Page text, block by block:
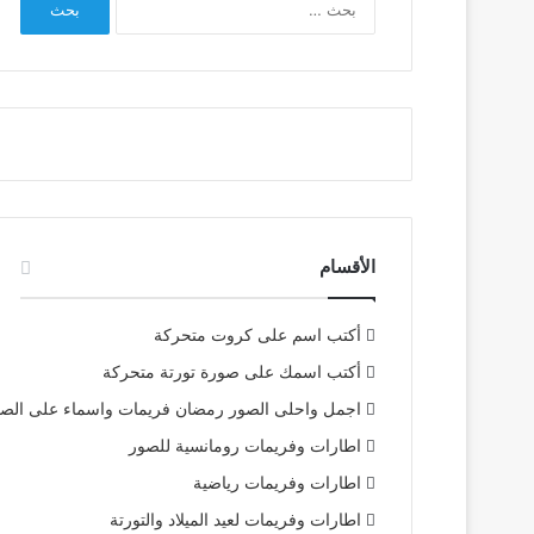
الأقسام
أكتب اسم على كروت متحركة
أكتب اسمك على صورة تورتة متحركة
اجمل واحلى الصور رمضان فريمات واسماء على
اطارات وفريمات رومانسية للصور
اطارات وفريمات رياضية
اطارات وفريمات لعيد الميلاد والتورتة